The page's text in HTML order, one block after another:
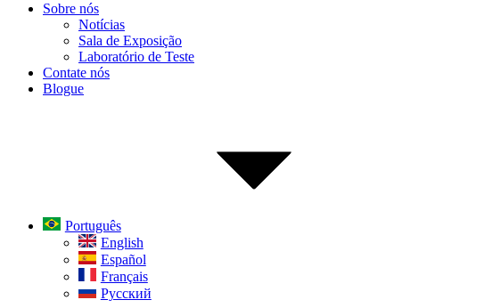
Sobre nós
Notícias
Sala de Exposição
Laboratório de Teste
Contate nós
Blogue
Português
English
Español
Français
Русский